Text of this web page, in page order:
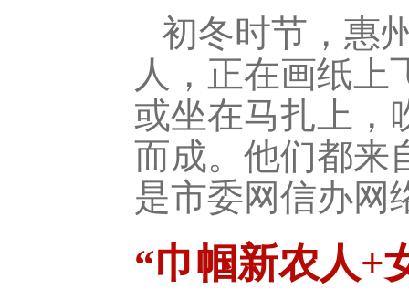
初冬时节，惠
人，正在画纸上
或坐在马扎上，
而成。他们都来
是市委网信办网
“巾帼新农人+